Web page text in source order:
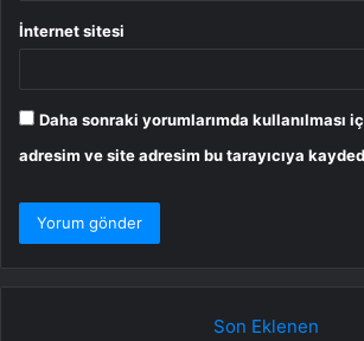
İnternet sitesi
Daha sonraki yorumlarımda kullanılması
adresim ve site adresim bu tarayıcıya
Son Eklenen